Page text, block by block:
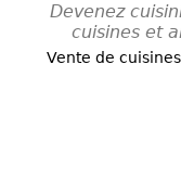
Devenez
cuisines et
Vente de